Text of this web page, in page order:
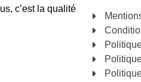
c’est la qualité